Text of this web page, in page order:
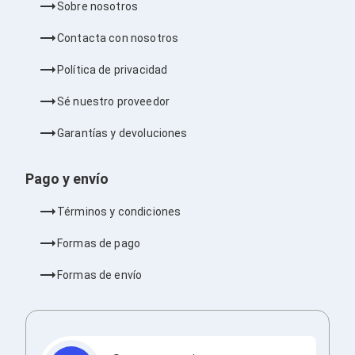
Barras de Sonido
Sonido para Centros de Entretenimiento
Home Theater
Proyectores
Soportes de Proyectores
Maletines para Proyectores
Pantallas de Proyección
Adaptadores de Red para Proyectores
Accesorios TV
Controles Remoto
Pantallas
Pantallas Interactivas
Sobre nosotros
Contacta con nosotros
Política de privacidad
Sé nuestro proveedor
Garantías y devoluciones
Pago y envío
Términos y condiciones
Formas de pago
Formas de envío